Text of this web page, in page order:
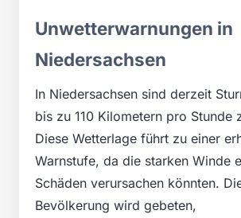
Unwetterwarnungen in
Niedersachsen
In Niedersachsen sind derzeit
bis zu 110 Kilometern pro Stunde
Diese Wetterlage führt zu einer
Warnstufe, da die starken Winde
Schäden verursachen könnten.
Bevölkerung wird gebeten,